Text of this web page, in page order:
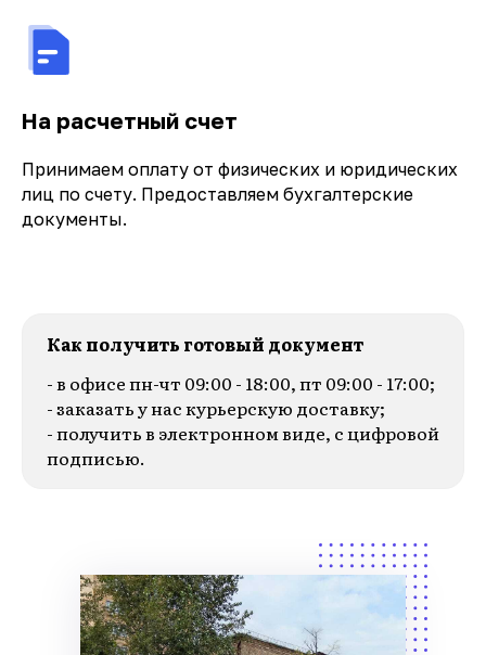
На расчетный счет
Принимаем оплату от физических и юридических
лиц по счету. Предоставляем бухгалтерские
документы.
Как получить готовый документ
- в офисе пн-чт 09:00 - 18:00, пт 09:00 - 17:00;
- заказать у нас курьерскую доставку;
- получить в электронном виде, с цифровой
подписью.